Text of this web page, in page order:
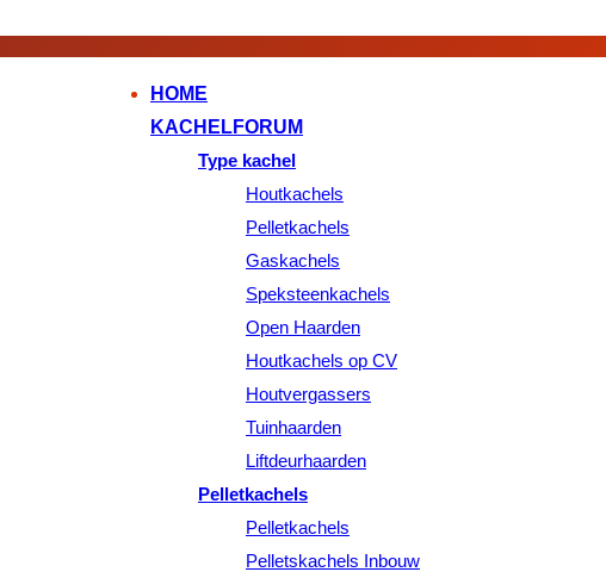
HOME
KACHELFORUM
Type kachel
Houtkachels
Pelletkachels
Gaskachels
Speksteenkachels
Open Haarden
Houtkachels op CV
Houtvergassers
Tuinhaarden
Liftdeurhaarden
Pelletkachels
Pelletkachels
Pelletskachels Inbouw